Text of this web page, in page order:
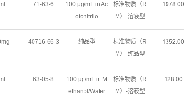
71-63-6
100 μg/mL in Ac
etonitrile
标准物质（R
M）-溶液型
ǝůƚȬŤřř
40716-66-3 纯品型
标准物质（R
M）-纯品型
ǝŁœſŤřř
63-05-8
100 µg/mL in M
ethanol/Water
标准物质（R
M）-溶液型
ǝſȬŤřř